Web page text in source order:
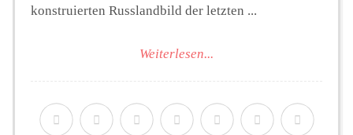
konstruierten Russlandbild der letzten ...
Weiterlesen...